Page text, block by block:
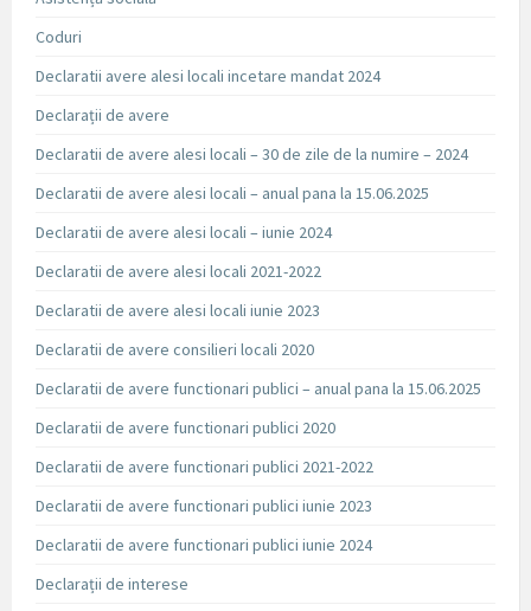
Coduri
Declaratii avere alesi locali incetare mandat 2024
Declarații de avere
Declaratii de avere alesi locali – 30 de zile de la numire – 2024
Declaratii de avere alesi locali – anual pana la 15.06.2025
Declaratii de avere alesi locali – iunie 2024
Declaratii de avere alesi locali 2021-2022
Declaratii de avere alesi locali iunie 2023
Declaratii de avere consilieri locali 2020
Declaratii de avere functionari publici – anual pana la 15.06.2025
Declaratii de avere functionari publici 2020
Declaratii de avere functionari publici 2021-2022
Declaratii de avere functionari publici iunie 2023
Declaratii de avere functionari publici iunie 2024
Declarații de interese